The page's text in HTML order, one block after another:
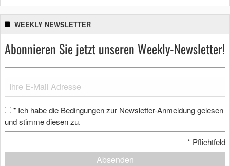
WEEKLY NEWSLETTER
Abonnieren Sie jetzt unseren Weekly-Newsletter!
* Ich habe die Bedingungen zur Newsletter-Anmeldung gelesen
und stimme diesen zu.
* Pflichtfeld
Absenden